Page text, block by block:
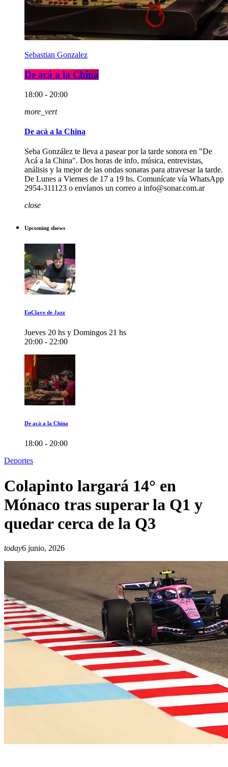
Sebastian Gonzalez
De acá a la China
18:00 - 20:00
more_vert
De acá a la China
Seba González te lleva a pasear por la tarde sonora en "De
Acá a la China". Dos horas de info, música, entrevistas,
análisis y la mejor de las ondas sonaras para atravesar la tarde.
De Lunes a Viernes de 17 a 19 hs. Comunícate vía WhatsApp
2954-311123 o envíanos un correo a info@sonar.com.ar
close
Upcoming shows
EnClave de Jazz
Jueves 20 hs y Domingos 21 hs
20:00 - 22:00
De acá a la China
18:00 - 20:00
Deportes
Colapinto largará 14° en
Mónaco tras superar la Q1 y
quedar cerca de la Q3
today6 junio, 2026